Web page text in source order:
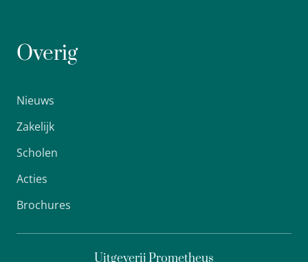
Overig
Nieuws
Zakelijk
Scholen
Acties
Brochures
Uitgeverij Prometheus